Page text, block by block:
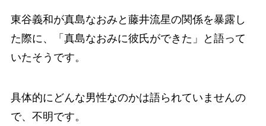
東谷義和が真島なおみと藤井流星の関係を暴露し
た際に、「真島なおみに彼氏ができた」と語って
いたそうです。
具体的にどんな男性なのかは語られていませんの
で、不明です。